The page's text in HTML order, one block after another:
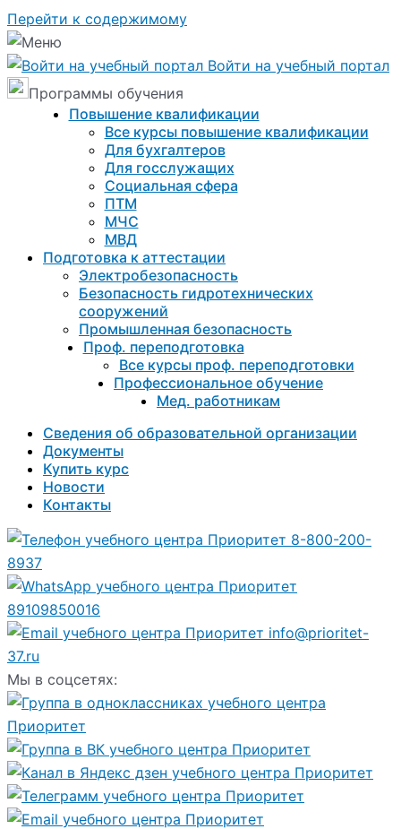
Перейти к содержимому
Войти на учебный портал
Программы обучения
Повышение квалификации
Все курсы повышение квалификации
Для бухгалтеров
Для госслужащих
Социальная сфера
ПТМ
МЧС
МВД
Подготовка к aттестации
Электробезопасность
Безопасность гидротехнических
сооружений
Промышленная безопасность
Проф. переподготовка
Все курсы проф. переподготовки
Профессиональное обучение
Мед. работникам
Сведения об образовательной организации
Документы
Купить курс
Новости
Контакты
8-800-200-
8937
89109850016
info@prioritet-
37.ru
Мы в соцсетях: